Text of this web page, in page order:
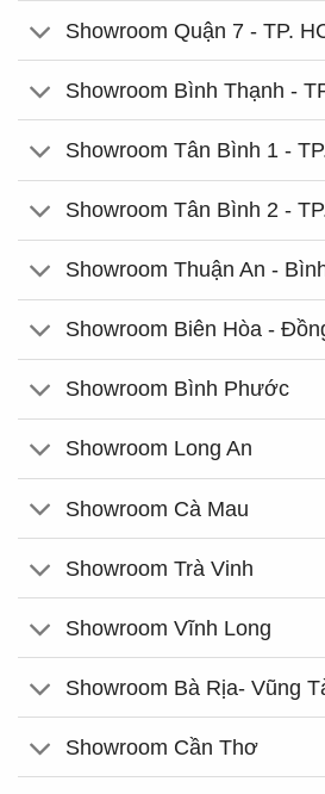
Showroom Quận 7 - TP.
Showroom Bình Thạnh -
Showroom Tân Bình 1 -
Showroom Tân Bình 2 -
Showroom Thuận An -
Showroom Biên Hòa -
Showroom Bình Phước
Showroom Long An
Showroom Cà Mau
Showroom Trà Vinh
Showroom Vĩnh Long
Showroom Bà Rịa- Vũng
Showroom Cần Thơ